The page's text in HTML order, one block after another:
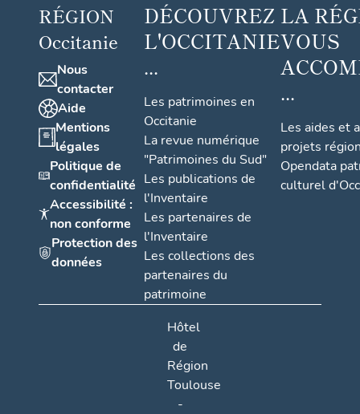
RÉGION
Occitanie
Nous
contacter
Aide
Mentions
légales
Politique de
confidentialité
Accessibilité :
non conforme
Protection des
données
DÉCOUVREZ
L'OCCITANIE
...
Les patrimoines en
Occitanie
La revue numérique
"Patrimoines du Sud"
Les publications de
l'Inventaire
Les partenaires de
l'Inventaire
Les collections des
partenaires du
patrimoine
LA
VOUS
...
Les aides et
projets
Opendata
culturel
Hôtel
de
Région
Toulouse
-